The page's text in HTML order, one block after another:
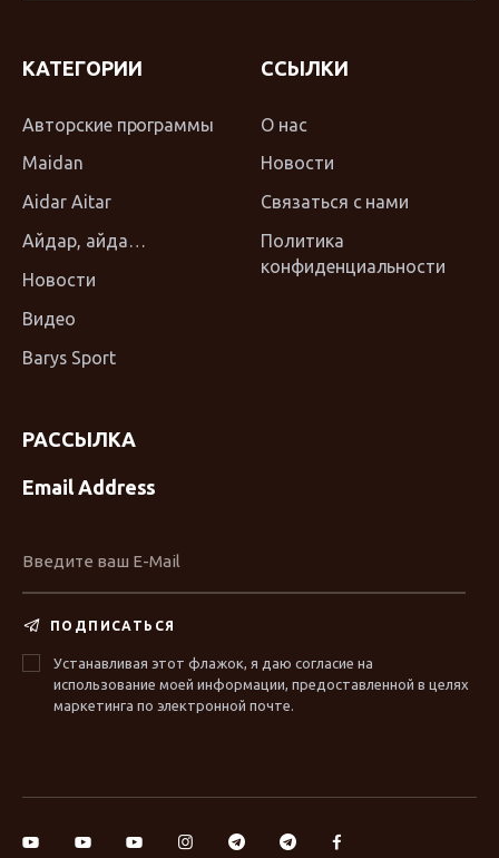
КАТЕГОРИИ
Авторские программы
Maidan
Aidar Aitar
Айдар, айда…
Новости
Видео
Barys Sport
ССЫЛКИ
О нас
Новости
Связаться с нами
Политика
конфиденциальности
РАССЫЛКА
Email Address
ПОДПИСАТЬСЯ
Устанавливая этот флажок, я даю согласие на
использование моей информации, предоставленной в целях
маркетинга по электронной почте.